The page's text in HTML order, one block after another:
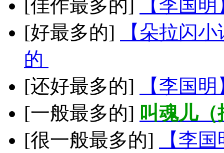
[佳作最多的]
【李国
[好最多的]
【朵拉闪
的
[还好最多的]
【李国
[一般最多的] 叫魂儿
[很一般最多的]
【李